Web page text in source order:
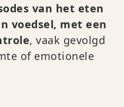
van het eten
voedsel, met een
, vaak gevolgd
of emotionele